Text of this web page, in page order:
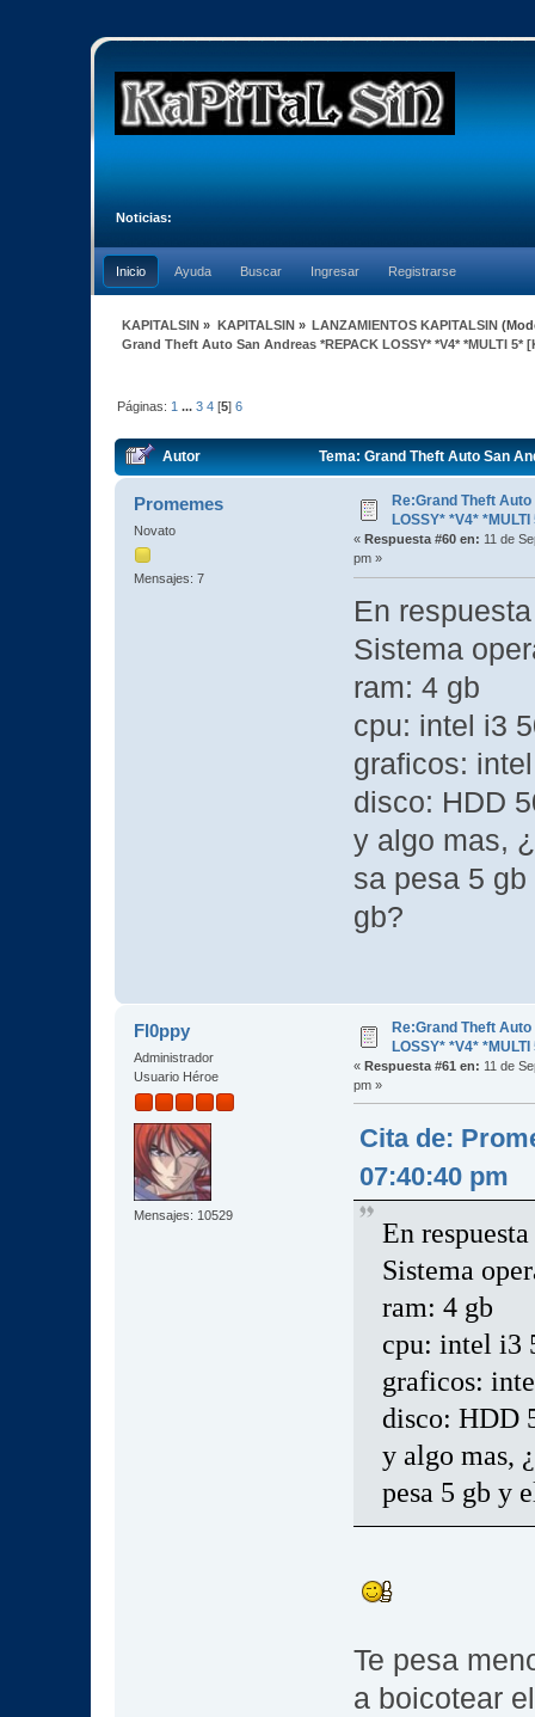
Noticias:
Inicio Ayuda Buscar Ingresar Registrarse
KAPITALSIN » KAPITALSIN» LANZAMIENTOS KAPITALSIN
Grand Theft Auto San Andreas *REPACK LOSSY* *V4* *MULTI 5*
Páginas: 1 ...3 4 [5]6
Autor Tema: Grand Theft Auto San
veces)
Promemes
Novato
Mensajes: 7
Re:Grand Theft
LOSSY* *V4*
« Respuesta #60 en: 11 de
pm »
En
Sistema
ram: 4 gb
cpu: intel i3
graficos:
disco: HDD
y algo mas,
sa pesa 5
gb?
Fl0ppy
Administrador
Usuario Héroe
Mensajes: 10529
Re:Grand Theft
LOSSY* *V4*
« Respuesta #61 en: 11 de
pm »
Cita de:
07:40:40 pm
En
Sistema
ram: 4 gb
cpu: intel i3
graficos:
disco: HDD
y algo mas,
pesa 5 gb y
Te pesa
a boicotear